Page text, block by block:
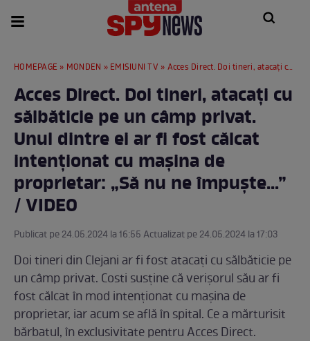
HOMEPAGE » MONDEN » EMISIUNI TV » Acces Direct. Doi tineri, atacați cu sălbăticie pe un câmp privat. Unul dintre ei ar fi fost călcat intenționat cu mașina de proprietar: „Să nu ne împuște...” / VIDEO
Acces Direct. Doi tineri, atacați cu
sălbăticie pe un câmp privat.
Unul dintre ei ar fi fost călcat
intenționat cu mașina de
proprietar: „Să nu ne împuște...”
/ VIDEO
Publicat pe 24.05.2024 la 16:55 Actualizat pe 24.05.2024 la 17:03
Doi tineri din Clejani ar fi fost atacați cu sălbăticie pe
un câmp privat. Costi susține că verișorul său ar fi
fost călcat în mod intenționat cu mașina de
proprietar, iar acum se află în spital. Ce a mărturisit
bărbatul, în exclusivitate pentru Acces Direct.